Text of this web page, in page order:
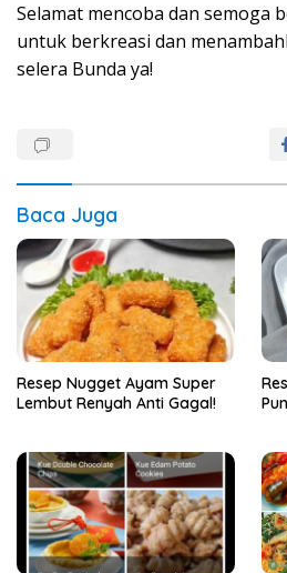
Selamat mencoba dan semoga
untuk berkreasi dan
selera Bunda ya!
Baca Juga
Resep Nugget Ayam Super
Lembut Renyah Anti Gagal!